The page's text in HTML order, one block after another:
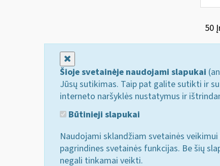
50
Šioje svetainėje naudojami slapukai
Jūsų sutikimas. Taip pat galite sutikti ir
interneto naršyklės nustatymus ir
Būtinieji slapukai
Naudojami sklandžiam svetainės
pagrindines svetainės funkcijas. Be šių
negali tinkamai veikti.